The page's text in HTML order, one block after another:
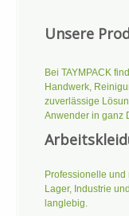
Unsere
Bei TAYMPACK
Handwerk,
zuverlässige
Anwender in ganz
Professionelle und
Lager, Industrie
langlebig.